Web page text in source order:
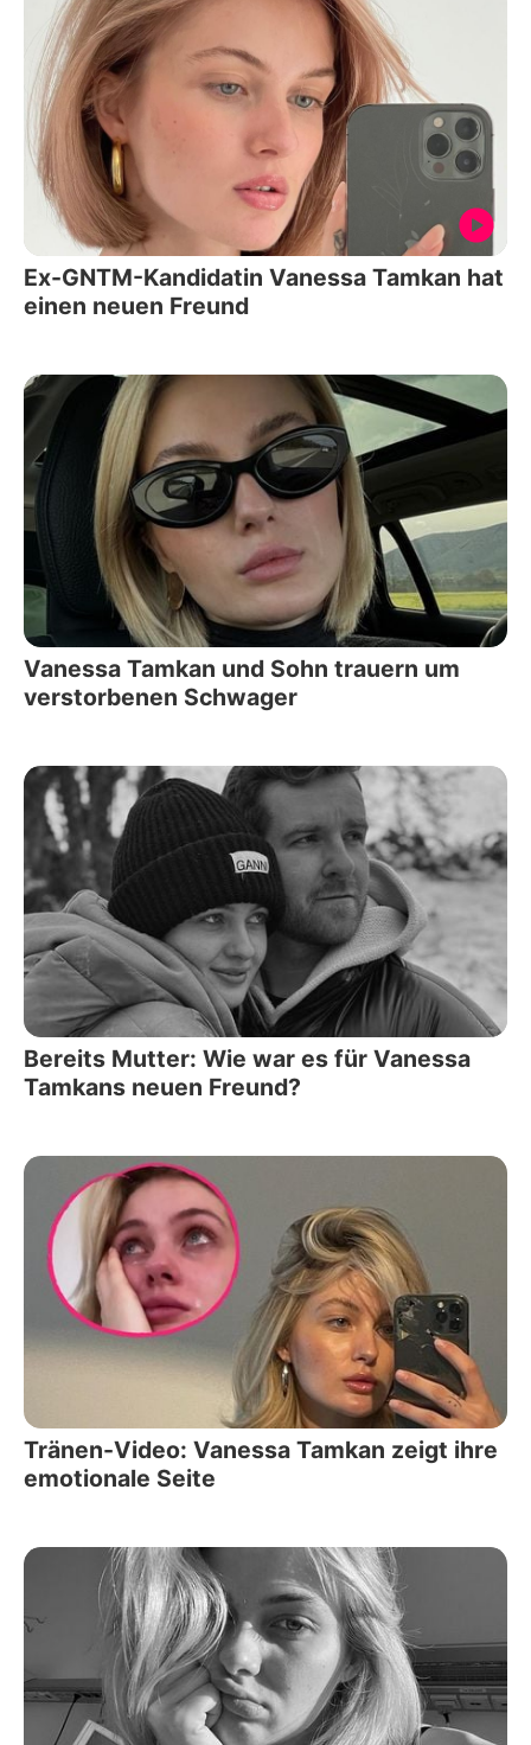
Ex-GNTM-Kandidatin Vanessa Tamkan hat
einen neuen Freund
Vanessa Tamkan und Sohn trauern um
verstorbenen Schwager
Bereits Mutter: Wie war es für Vanessa
Tamkans neuen Freund?
Tränen-Video: Vanessa Tamkan zeigt ihre
emotionale Seite